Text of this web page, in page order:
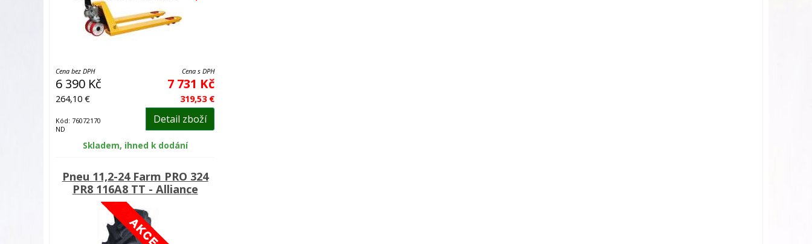
Cena bez DPH
6 390 Kč
264,10 €
Cena s DPH
7 731 Kč
319,53 €
Kód: 76072170
ND
Detail zboží
Skladem, ihned k dodání
Pneu 11,2-24 Farm PRO 324
PR8 116A8 TT - Alliance